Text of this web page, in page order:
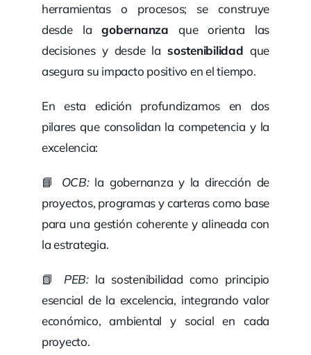
herramientas o procesos; se construye
desde lagobernanza que orienta las
decisiones y desde lasostenibilidad que
asegura su impacto positivo en el tiempo.
En esta edición profundizamos en dos
pilares que consolidan la competencia y la
excelencia:
📘 OCB:la gobernanza y la dirección de
proyectos, programas y carteras como base
para una gestión coherente y alineada con
la estrategia.
📗 PEB:la sostenibilidad como principio
esencial de la excelencia, integrando valor
económico, ambiental y social en cada
proyecto.